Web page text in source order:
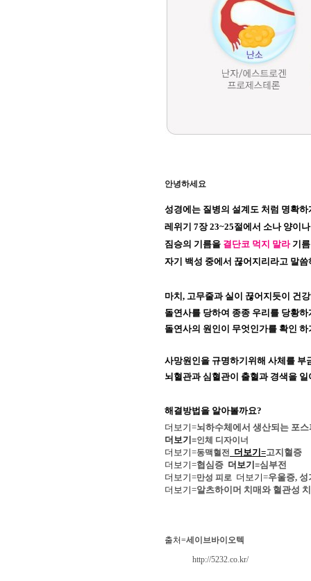
안녕하세요
성경에는 질병의 설계도 처럼 명확
레위기 7장 23~25절에서 소나 양이
짐승의 기름을 결단코 먹지 말라 기
자기 백성 중에서 끊어지리라고 말씀
마치, 고무줄과 실이 끊어지듯이 건
돌연사를 당하여 종종 우리를 당황하
돌연사의 원인이 무엇인가를 확인
사망원인을 규명하기위해 사체를 부
뇌혈관과 심혈관이 출혈과 경색을
해결방법을 알아볼까요?
더보기=뇌하수체에서 생산되는 포
더보기=인체 디자이너
더보기=동맥 혈전 더보기=고지혈증
더보기=협심증 더보기=심부전
더보기=만성 피로 더보기=우울증,
더보기=알츠하이머 치매와 혈관성
출처=세이브바이오텍
http://5232.co.kr/